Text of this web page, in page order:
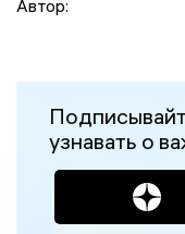
Автор:
узнавать о